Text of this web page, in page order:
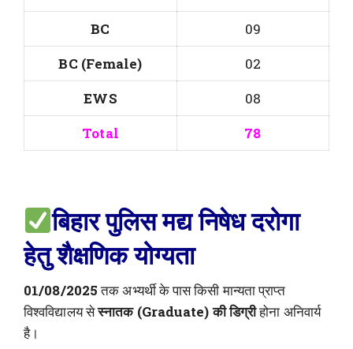
BC
09
BC (Female)
02
EWS
08
Total
78
बिहार पुलिस मद्य निषेध दरोगा
हेतुशैक्षणिक योग्यता
01/08/2025तक अभ्यर्थी के पास किसी मान्यता प्राप्त
विश्वविद्यालय सेस्नातक (Graduate) की डिग्रीहोना अनिवार्य
है।